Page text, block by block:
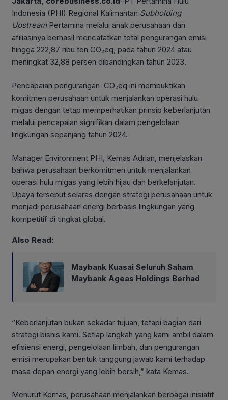
Indonesia (PHI) Regional Kalimantan Subholding
UpstreamPertamina melalui anak perusahaan dan
afiliasinya berhasil mencatatkan total pengurangan emisi
hingga 222,87 ribu ton CO₂eq, pada tahun 2024 atau
meningkat 32,88 persen dibandingkan tahun 2023.
Pencapaian pengurangan CO₂eq ini membuktikan
komitmen perusahaan untuk menjalankan operasi hulu
migas dengan tetap memperhatikan prinsip keberlanjutan
melalui pencapaian signifikan dalam pengelolaan
lingkungan sepanjang tahun 2024.
Manager Environment PHI, Kemas Adrian, menjelaskan
bahwa perusahaan berkomitmen untuk menjalankan
operasi hulu migas yang lebih hijau dan berkelanjutan.
Upaya tersebut selaras dengan strategi perusahaan untuk
menjadi perusahaan energi berbasis lingkungan yang
kompetitif di tingkat global.
Also Read:
Maybank Kuasai Seluruh Saham
Maybank Ageas Holdings Berhad
“Keberlanjutan bukan sekadar tujuan, tetapi bagian dari
strategi bisnis kami. Setiap langkah yang kami ambil dalam
efisiensi energi, pengelolaan limbah, dan pengurangan
emisi merupakan bentuk tanggung jawab kami terhadap
masa depan energi yang lebih bersih,” kata Kemas.
Menurut Kemas, perusahaan menjalankan berbagai inisiatif